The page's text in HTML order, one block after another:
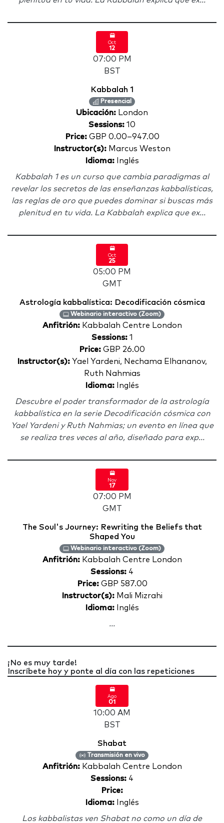
Oct
12
07:00 PM
BST
Kabbalah 1
Presencial
Ubicación: London
Sessions: 10
Price:GBP 0.00–947.00
Instructor(s): Marcus Weston
Idioma: Inglés
Kabbalah 1 es un curso que cambia paradigmas al
revelar los secretos de las enseñanzas kabbalísticas,
las reglas de oro que puedes dominar si buscas más
plenitud en tu vida. La Kabbalah explica que ex...
Oct
25
05:00 PM
GMT
Astrología kabbalística: Decodificación cósmica
Webinario interactivo (Zoom)
Anfitrión: Kabbalah Centre London
Sessions:1
Price: GBP 26.00
Instructor(s): Yael Yardeni, Nechama Elhananov,
Ruth Nahmias
Idioma: Inglés
Descubre el poder transformador de la astrología
kabbalística en la serie Decodificación cósmica con
Yael Yardeni y Ruth Nahmias; un evento en línea que
se realiza tres veces al año, diseñado para exp...
Nov
17
07:00 PM
GMT
The Soul's Journey: Rewriting the Beliefs that
Shaped You
Webinario interactivo (Zoom)
Anfitrión: Kabbalah Centre London
Sessions: 4
Price:GBP 587.00
Instructor(s): Mali Mizrahi
Idioma: Inglés
...
¡No es muy tarde!
Inscríbete hoy y ponte al día con las repeticiones
Ago
01
10:00 AM
BST
Shabat
Transmisión en vivo
Anfitrión: Kabbalah Centre London
Sessions: 4
Price:
Idioma: Inglés
Los kabbalistas ven Shabat no como un día de